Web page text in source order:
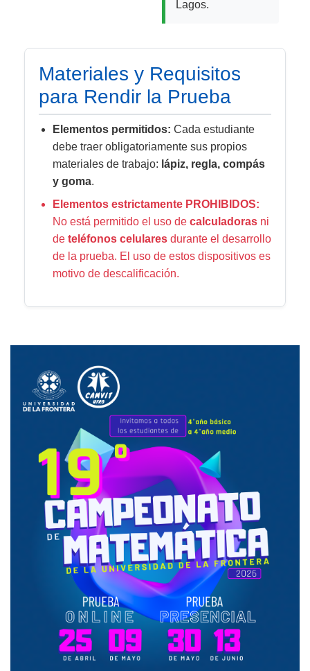
Lagos.
Materiales y Requisitos
para Rendir la Prueba
Elementos permitidos: Cada estudiante
debe traer obligatoriamente sus propios
materiales de trabajo: lápiz, regla, compás
y goma.
Elementos estrictamente PROHIBIDOS:
No está permitido el uso de calculadoras ni
de teléfonos celulares durante el desarrollo
de la prueba. El uso de estos dispositivos es
motivo de descalificación.